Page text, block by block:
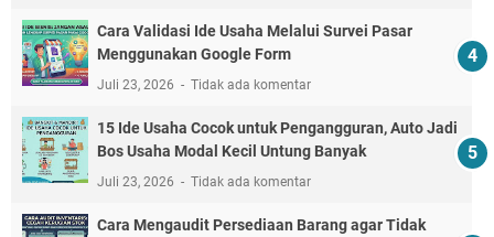
Cara Validasi Ide Usaha Melalui Survei Pasar
Menggunakan Google Form
Juli 23, 2026 Tidak ada komentar
15 Ide Usaha Cocok untuk Pengangguran, Auto Jadi
Bos Usaha Modal Kecil Untung Banyak
Juli 23, 2026 Tidak ada komentar
Cara Mengaudit Persediaan Barang agar Tidak